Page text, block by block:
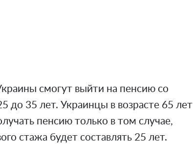
смогут выйти на пенсию со
до 35 лет. Украинцы в возрасте 65 лет
пенсию только в том случае,
стажа будет составлять 25 лет.